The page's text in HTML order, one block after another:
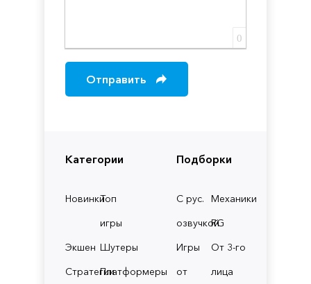
Категории
НовинкиТоп
игры
Экшен Шутеры
СтратегииПлатформеры
Подборки
С рус.
озвучкой
Механики
RG
Игры
от
От 3-го
лица
0
Отправить